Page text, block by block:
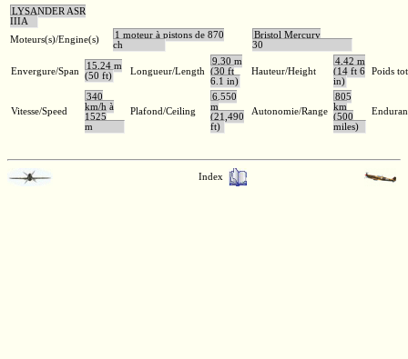
LYSANDER ASR
IIIA
Moteurs(s)/Engine(s)
1 moteur à pistons de 870
ch
Bristol Mercury
30
Envergure/Span
15,24 m
(50 ft)
Longueur/Length
9,30 m
(30 ft
6.1 in)
Hauteur/Height
4,42 m
(14 ft 6
in)
Poids
Vitesse/Speed
340
km/h à
1525
m
Plafond/Ceiling
6.550
m
(21,490
ft)
Autonomie/Range
805
km
(500
miles)
Index